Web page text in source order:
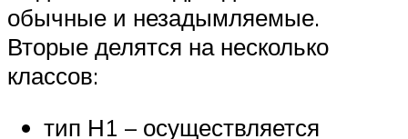
обычные и незадымляемые.
Вторые делятся на несколько
классов:
тип Н1 – осуществляется